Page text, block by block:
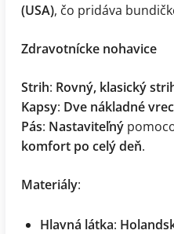
(USA), čo pridáva
Zdravotnícke nohavice
Strih: Rovný, klasický
Kapsy: Dve nákladné
Pás: Nastaviteľný
komfort po celý deň.
Materiály:
Hlavná látka: